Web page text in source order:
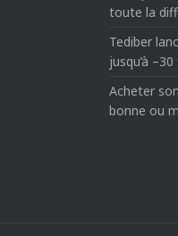
toute la
Tediber
jusqu’à
Acheter
bonne ou